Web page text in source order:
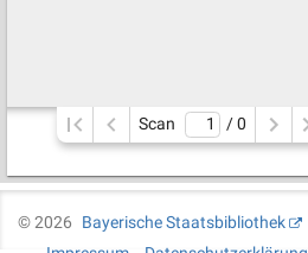
Scan / 0
©2026
Bayerische Staatsbibliothek